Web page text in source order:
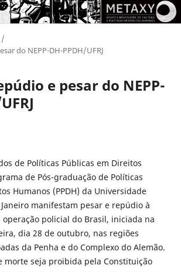
/
do NEPP-DH-PPDH/UFRJ
e pesar do NEPP-
de Políticas Públicas em Direitos
de Pós-graduação de Políticas
Humanos (PPDH) da Universidade
manifestam pesar e repúdio à
policial do Brasil, iniciada na
dia 28 de outubro, nas regiões
da Penha e do Complexo do Alemão.
morte seja proibida pela Constituição